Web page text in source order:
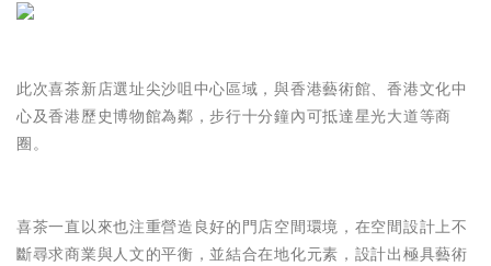
此次喜茶新店選址尖沙咀中心區域，與香港藝術館、香港文化中
心及香港歷史博物館為鄰，步行十分鐘內可抵達星光大道等商
圈。
喜茶一直以來也注重營造良好的門店空間環境，在空間設計上不
斷尋求商業與人文的平衡，並結合在地化元素，設計出極具藝術